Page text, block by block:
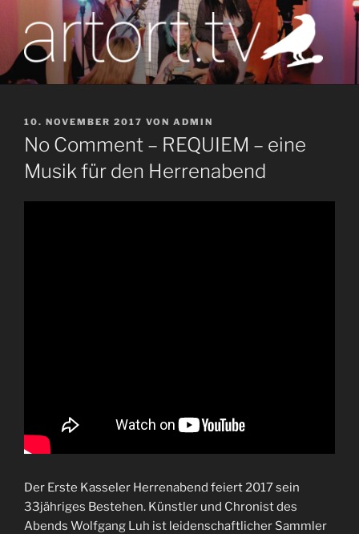
Inhalt
springen
artort.tv
Berichte vom Tatort der Kunst
VERÖFFENTLICHT
AM
10. NOVEMBER 2017 VON ADMIN
No Comment – REQUIEM – eine
Musik für den Herrenabend
Der Erste Kasseler Herrenabend feiert 2017 sein
33jähriges Bestehen. Künstler und Chronist des
Abends Wolfgang Luh ist leidenschaftlicher Sammler